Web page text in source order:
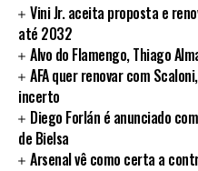
Vini Jr. aceita proposta e
até 2032
Alvo do Flamengo, Thiago
AFA quer renovar com
incerto
Diego Forlán é anunciado
de Bielsa
Arsenal vê como certa a